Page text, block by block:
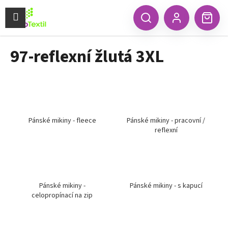
obsah
HledatPřihlášení
Menu
97-reflexní žlutá 3XL
Pánské mikiny - fleece
Pánské mikiny - pracovní /
reflexní
Pánské mikiny -
celopropínací na zip
Pánské mikiny - s kapucí
K
š Zpět
Zpět
C